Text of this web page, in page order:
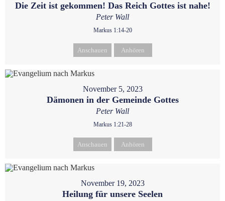
Die Zeit ist gekommen! Das Reich Gottes ist nahe!
Peter Wall
Markus 1:14-20
Anschauen Anhören
November 5, 2023
Dämonen in der Gemeinde Gottes
Peter Wall
Markus 1:21-28
Anschauen Anhören
November 19, 2023
Heilung für unsere Seelen